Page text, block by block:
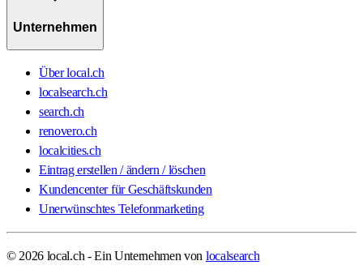
Unternehmen
Über local.ch
localsearch.ch
search.ch
renovero.ch
localcities.ch
Eintrag erstellen / ändern / löschen
Kundencenter für Geschäftskunden
Unerwünschtes Telefonmarketing
© 2026 local.ch - Ein Unternehmen von localsearch